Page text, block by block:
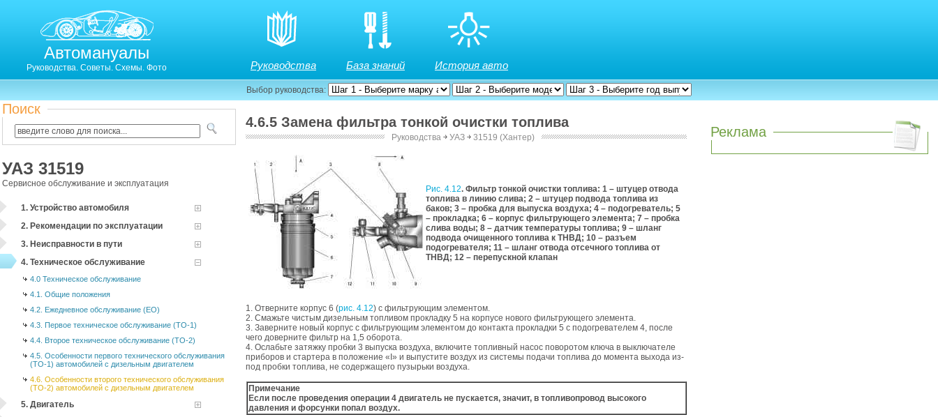
Автомануалы
Руководства. Советы. Схемы. Фото Руководства База знаний История авто
Выбор руководства:
Поиск
УАЗ 31519
Сервисное обслуживание и эксплуатация
1. Устройство автомобиля
2. Рекомендации по эксплуатации
3. Неисправности в пути
4. Техническое обслуживание
4.0 Техническое обслуживание
4.1. Общие положения
4.2. Ежедневное обслуживание (ЕО)
4.3. Первое техническое обслуживание (ТО-1)
4.4. Второе техническое обслуживание (ТО-2)
4.5. Особенности первого технического обслуживания
(ТО-1) автомобилей с дизельным двигателем
4.6. Особенности второго технического обслуживания
(ТО-2) автомобилей с дизельным двигателем
5. Двигатель
4.6.5 Замена фильтра тонкой очистки топлива
Руководства ￫ УАЗ ￫ 31519 (Хантер)
Рис. 4.12. Фильтр тонкой очистки топлива: 1 – штуцер отвода
топлива в линию слива; 2 – штуцер подвода топлива из
баков; 3 – пробка для выпуска воздуха; 4 – подогреватель; 5
– прокладка; 6 – корпус фильтрующего элемента; 7 – пробка
слива воды; 8 – датчик температуры топлива; 9 – шланг
подвода очищенного топлива к ТНВД; 10 – разъем
подогревателя; 11 – шланг отвода отсечного топлива от
ТНВД; 12 – перепускной клапан
1. Отверните корпус 6 (рис. 4.12) с фильтрующим элементом.
2. Смажьте чистым дизельным топливом прокладку 5 на корпусе нового фильтрующего элемента.
3. Заверните новый корпус с фильтрующим элементом до контакта прокладки 5 с подогревателем 4, после
чего доверните фильтр на 1,5 оборота.
4. Ослабьте затяжку пробки 3 выпуска воздуха, включите топливный насос поворотом ключа в выключателе
приборов и стартера в положение «I» и выпустите воздух из системы подачи топлива до момента выхода из-
под пробки топлива, не содержащего пузырьки воздуха.
Примечание
Если после проведения операции 4 двигатель не пускается, значит, в топливопровод высокого
давления и форсунки попал воздух.
Реклама